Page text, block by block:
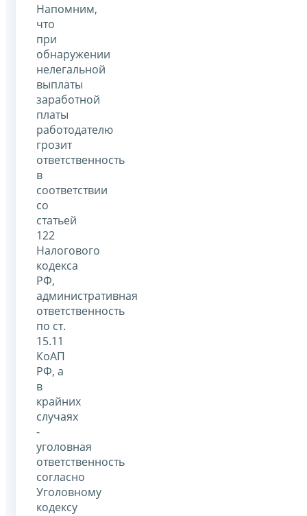
Напомним,
что
при
обнаружении
нелегальной
выплаты
заработной
платы
работодателю
грозит
ответственность
в
соответствии
со
статьей
122
Налогового
кодекса
РФ,
административная
ответственность
по ст.
15.11
КоАП
РФ, а
в
крайних
случаях
-
уголовная
ответственность
согласно
Уголовному
кодексу